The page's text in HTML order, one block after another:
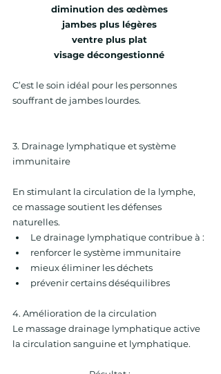
diminution des œdèmes
jambes plus légères
ventre plus plat
visage décongestionné
C’est le soin idéal pour les personnes
souffrant de jambes lourdes.
3. Drainage lymphatique et système
immunitaire
En stimulant la circulation de la lymphe,
ce massage soutient les défenses
naturelles.
Le drainage lymphatique contribue à :
renforcer le système immunitaire
mieux éliminer les déchets
prévenir certains déséquilibres
4. Amélioration de la circulation
Le massage drainage lymphatique active
la circulation sanguine et lymphatique.